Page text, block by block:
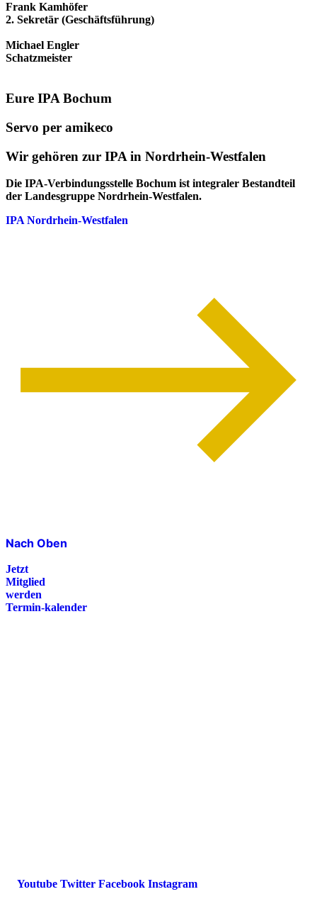
Frank Kamhöfer
2. Sekretär (Geschäftsführung)
Michael Engler
Schatzmeister
Eure IPA Bochum
Servo per amikeco
Wir gehören zur IPA in Nordrhein-Westfalen
Die IPA-Verbindungsstelle Bochum ist integraler Bestandteil
der Landesgruppe Nordrhein-Westfalen.
IPA Nordrhein-Westfalen
Nach Oben
Jetzt
Mitglied
werden
Termin-kalender
Youtube Twitter Facebook Instagram